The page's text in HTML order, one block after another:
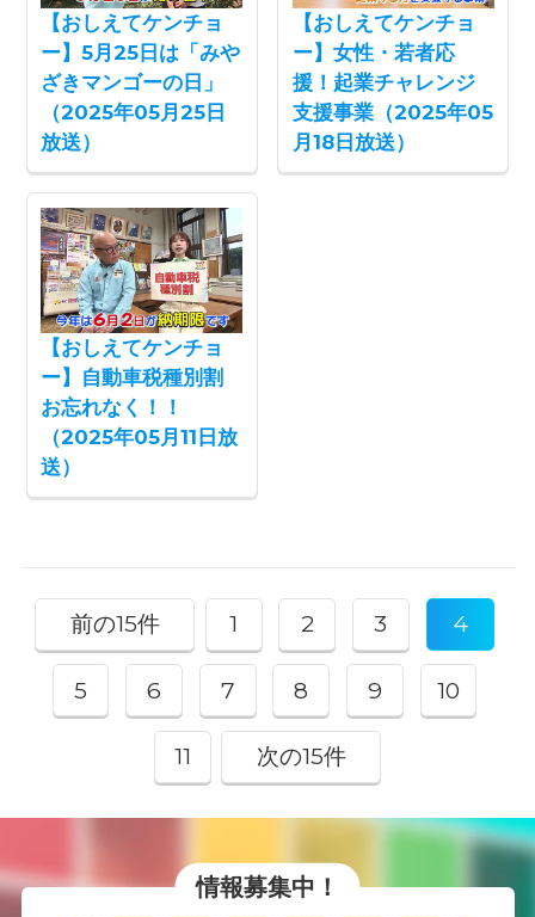
【おしえてケンチョ
ー】5月25日は「みや
ざきマンゴーの日」
（2025年05月25日
放送）
【おしえてケンチョ
ー】女性・若者応
援！起業チャレンジ
支援事業（2025年05
月18日放送）
【おしえてケンチョ
ー】自動車税種別割
お忘れなく！！
（2025年05月11日放
送）
前の15件 1 2 3 4
5 6 7 8 9 10
11 次の15件
情報募集中！